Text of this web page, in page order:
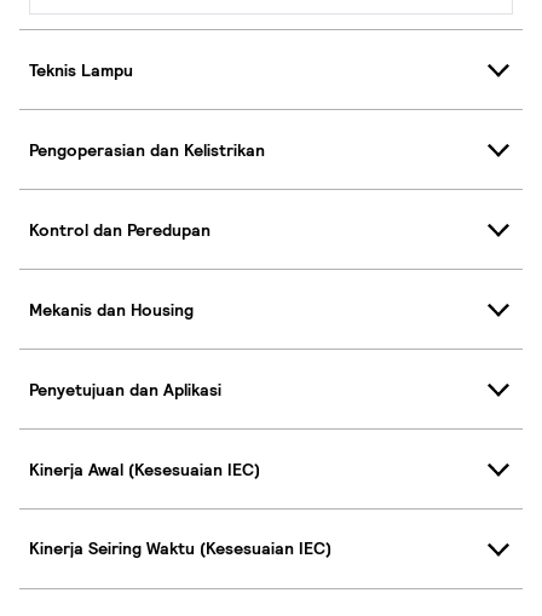
Teknis Lampu
Pengoperasian dan Kelistrikan
Kontrol dan Peredupan
Mekanis dan Housing
Penyetujuan dan Aplikasi
Kinerja Awal (Kesesuaian IEC)
Kinerja Seiring Waktu (Kesesuaian IEC)